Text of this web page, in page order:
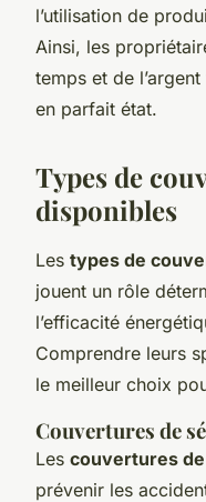
l’utilisation de
Ainsi, les
temps et de
en parfait état.
Types de
disponibles
Les types de
jouent un rôle
l’efficacité
Comprendre leurs
le meilleur choix
Couvertures de
Les couvertures
prévenir les